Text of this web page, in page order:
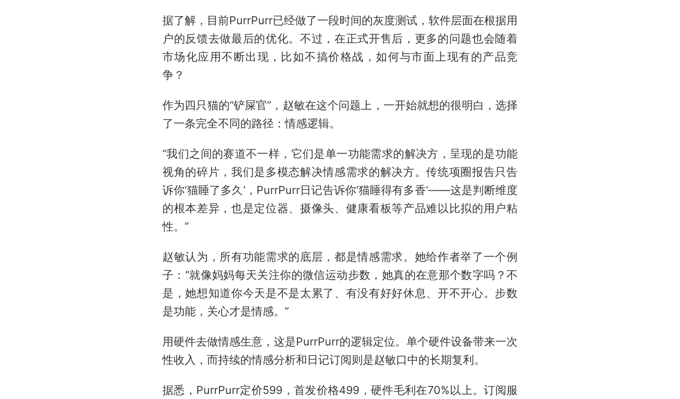
据了解，目前PurrPurr已经做了一段时间的灰度测试，软件层面在根据用
户的反馈去做最后的优化。不过，在正式开售后，更多的问题也会随着
市场化应用不断出现，比如不搞价格战，如何与市面上现有的产品竞
争？
作为四只猫的“铲屎官”，赵敏在这个问题上，一开始就想的很明白，选择
了一条完全不同的路径：情感逻辑。
“我们之间的赛道不一样，它们是单一功能需求的解决方，呈现的是功能
视角的碎片，我们是多模态解决情感需求的解决方。传统项圈报告只告
诉你‘猫睡了多久’，PurrPurr日记告诉你‘猫睡得有多香’——这是判断维度
的根本差异，也是定位器、摄像头、健康看板等产品难以比拟的用户粘
性。”
赵敏认为，所有功能需求的底层，都是情感需求。她给作者举了一个例
子：“就像妈妈每天关注你的微信运动步数，她真的在意那个数字吗？不
是，她想知道你今天是不是太累了、有没有好好休息、开不开心。步数
是功能，关心才是情感。”
用硬件去做情感生意，这是PurrPurr的逻辑定位。单个硬件设备带来一次
性收入，而持续的情感分析和日记订阅则是赵敏口中的长期复利。
据悉，PurrPurr定价599，首发价格499，硬件毛利在70%以上。订阅服